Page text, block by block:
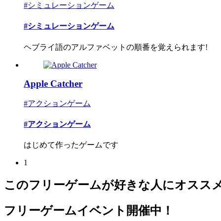
#シミュレーションゲーム
#シミュレーションゲーム
ヘブライ語のアルファベットの順番を覚えられます!
Apple Catcher
#アクションゲーム
#アクションゲーム
はじめて作ったゲームです
1
このフリーゲームが好きな人にオスス
フリーゲームイベント開催中！